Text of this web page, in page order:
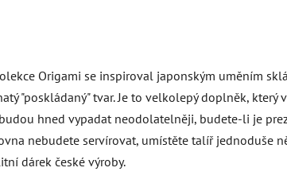
Origami se inspiroval japonským uměním
"poskládaný" tvar. Je to velkolepý doplněk,
hned vypadat neodolatelněji, budete-li je
nebudete servírovat, umístěte talíř jednoduše
dárek české výroby.